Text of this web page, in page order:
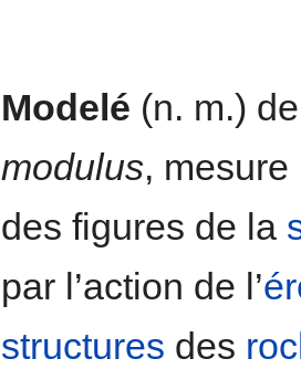
Modelé (n. m.)
modulus,
des figures de la
par l’action de l’
structures des